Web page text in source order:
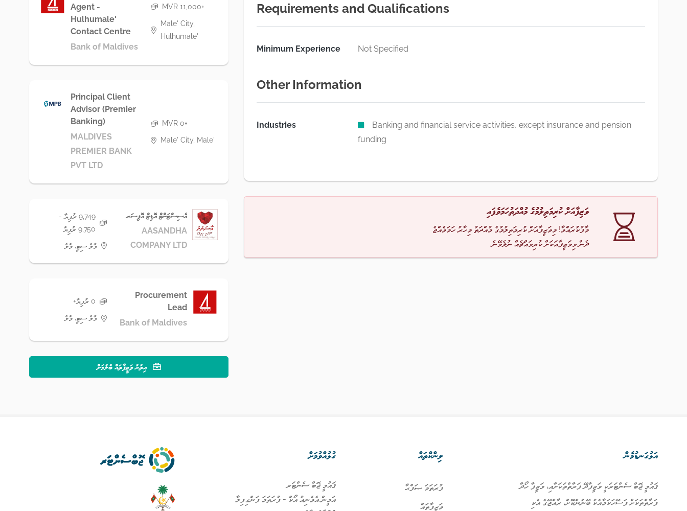
Requirements and Qualifications
Minimum Experience Not Specified
Other Information
Industries
Banking and financial service activities, except insurance and pension
funding
ވަޒިފާއަށް ކުރިމަތިލުމުގެ މުއްދަތުހަމަވެފައި
މާފުކުރައްވާ! މިވަޒީފާއަށް ކުރިމަތިލުމުގެ މުއްދަތު މިހާރު ހަމަވެއްޖެ
ދެން މިވަޒީފާއަކަށް ކުރިމައްޗެއް ނުލެވޭނެ.
Agent -
Hulhumale'
Contact Centre
Bank of Maldives
MVR 11,000+
Male' City,
Hulhumale'
Principal Client
Advisor (Premier
Banking)
MALDIVES
PREMIER BANK
PVT LTD
MVR 0+
Male' City, Male'
އެސިސްޓަންޓް އޮޑިޓް އޮފިސަރ
AASANDHA
COMPANY LTD
9,749 ރުފިޔާ -
9,750 ރުފިޔާ
މާލެ ސިޓީ، މާލެ
Procurement
Lead
Bank of Maldives
0 ރުފިޔާ+
މާލެ ސިޓީ، މާލެ
އިތުރު ވަޒީފާތައް ބެލުމަށް
އަޅުގަނޑުމެން
ޤައުމީ ޖޮބް ސެންޓަރަކީ ވަޒީފާދޭ ފަރާތްތަކަށާއި، ވަޒީފާ ހޯދާ
ފަރާތްތަކަށް ފަސޭހަކަމާއެކު ބޭނުންކޮށް، ރާއްޖޭގެ އެކި
ލިންކްތައް
ފުރަތަމަ ޞަފްޙާ
ވަޒީފާތައް
ގުޅުއްވުމަށް
ޤައުމީ ޖޮބް ސެންޓަރ
އަމީން އެވެނިއު އޯކް - ފުރަތަމަ ފަންގިފިލާ